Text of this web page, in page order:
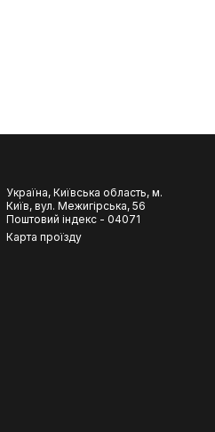
Україна, Київська область, м.
Київ, вул. Межигірська, 56
Поштовий індекс - 04071
Карта проїзду